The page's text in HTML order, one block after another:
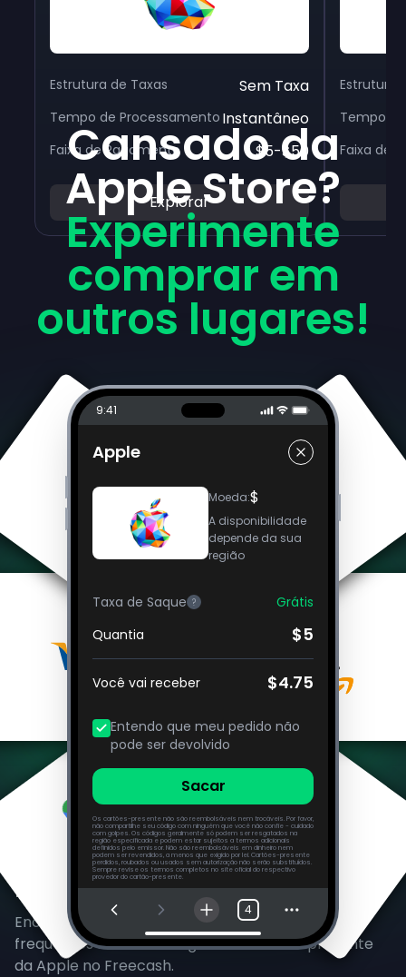
Estrutura de Taxas Sem Taxa
Tempo de Processamento Instantâneo
Faixa de Pagamento $5-$50
Explorar
Estrutura
Tempo
Faixa de
Cansado da
Apple Store?
Experimente
comprar em
outros lugares!
9:41
Apple
Moeda:$
A disponibilidade
depende da sua
região
Taxa de Saque ?
Grátis
Quantia
$5
Você vai receber $4.75
Entendo que meu pedido não
pode ser devolvido
Sacar
Os cartões-presente não são reembolsáveis nem trocáveis. Por favor,
não compartilhe seu código com ninguém que você não confie - cuidado
com golpes. Os códigos geralmente só podem ser resgatados na
região especificada e podem estar sujeitos a termos adicionais
definidos pelo emissor. Não são reembolsáveis em dinheiro nem
podem ser revendidos, a menos que exigido por lei. Cartões-presente
perdidos, roubados ou usados sem autorização não serão substituídos.
Sempre revise os termos completos no site oficial do respectivo
provedor do cartão-presente.
4
Perguntas Frequentes
Encontre respostas para as perguntas mais
frequentes sobre como ganhar cartões-presente
da Apple no Freecash.